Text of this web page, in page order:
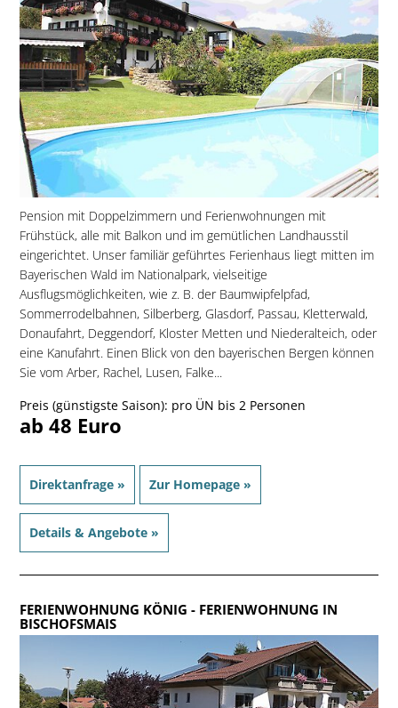
Pension mit Doppelzimmern und Ferienwohnungen mit
Frühstück, alle mit Balkon und im gemütlichen Landhausstil
eingerichtet. Unser familiär geführtes Ferienhaus liegt mitten im
Bayerischen Wald im Nationalpark, vielseitige
Ausflugsmöglichkeiten, wie z. B. der Baumwipfelpfad,
Sommerrodelbahnen, Silberberg, Glasdorf, Passau, Kletterwald,
Donaufahrt, Deggendorf, Kloster Metten und Niederalteich, oder
eine Kanufahrt. Einen Blick von den bayerischen Bergen können
Sie vom Arber, Rachel, Lusen, Falke...
Preis (günstigste Saison): pro ÜN bis 2 Personen
ab 48 Euro
Direktanfrage » Zur Homepage »
Details & Angebote »
FERIENWOHNUNG KÖNIG - FERIENWOHNUNG IN
BISCHOFSMAIS